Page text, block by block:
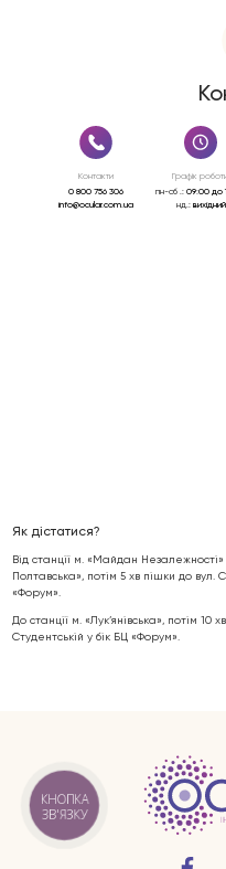
Контакти
0 800 756 306
info@ocular.com.ua
Графік
пн-cб .: 09:00 до
нд.: вихідний
Як дістатися?
Від станції м. «Майдан
Полтавська», потім 5 хв пішки до вул.
«Форум».
До станції м. «Лук’янівська», потім 10
Студентській у бік БЦ «Форум».
КНОПКА
ЗВ'ЯЗКУ